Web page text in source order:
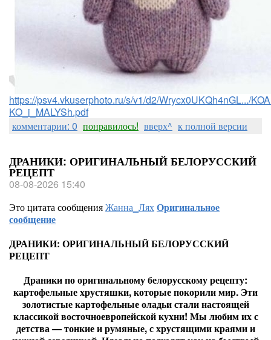
https://psv4.vkuserphoto.ru/s/v1/d2/Wrycx0UKQh4nGL.../
KO_i_MALYSh.pdf
комментарии: 0 понравилось! вверх^ к полной версии
ДРАНИКИ: ОРИГИНАЛЬНЫЙ БЕЛОРУССКИЙ
РЕЦЕПТ
08-08-2026 15:40
Это цитата сообщенияЖанна_ЛяхОригинальное
сообщение
ДРАНИКИ: ОРИГИНАЛЬНЫЙ БЕЛОРУССКИЙ
РЕЦЕПТ
Драники по оригинальному белорусскому рецепту:
картофельные хрустяшки, которые покорили мир. Эти
золотистые картофельные оладьи стали настоящей
классикой восточноевропейской кухни! Мы любим их с
детства — тонкие и румяные, с хрустящими краями и